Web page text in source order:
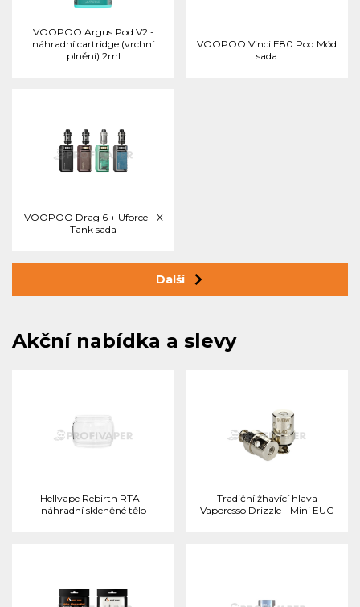
VOOPOO Argus Pod V2 -
náhradní cartridge (vrchní
plnění) 2ml
VOOPOO Vinci E80 Pod Mód
sada
VOOPOO Drag 6 + Uforce - X
Tank sada
Další
Akční nabídka a slevy
Hellvape Rebirth RTA -
náhradní skleněné tělo
Tradiční žhavící hlava
Vaporesso Drizzle - Mini EUC